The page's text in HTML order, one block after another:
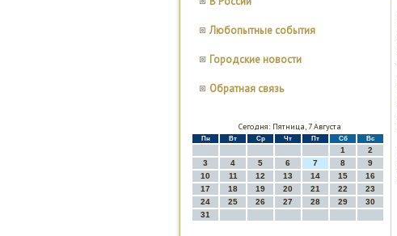
Любопытные события
Городские новости
Обратная связь
Сегодня: Пятница, 7 Августа
Пн Вт Ср Чт Пт Сб Вс
1
2
3
4 5 6 7 8
9
10
11 12 13 14 15
16
17
18 19 20 21 22
23
24
25 26 27 28 29
30
31